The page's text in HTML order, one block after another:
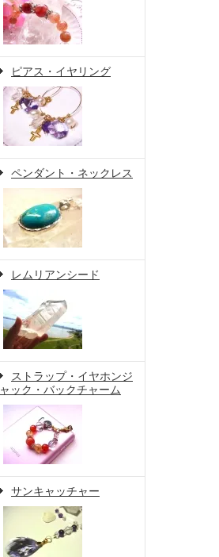
ピアス・イヤリング
ペンダント・ネックレス
レムリアンシード
ストラップ・イヤホンジ
ャック・バックチャーム
サンキャッチャー